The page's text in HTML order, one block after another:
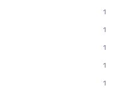
1
1
1
1
1